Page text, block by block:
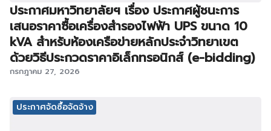
ประกาศมหาวิทยาลัยฯ เรื่อง ประกาศผู้ชนะการ
เสนอราคาซื้อเครื่องสำรองไฟฟ้า UPS ขนาด 10
kVA สำหรับห้องเครือข่ายหลักประจำวิทยาเขต
ด้วยวิธีประกวดราคาอิเล็กทรอนิกส์ (e-bidding)
กรกฎาคม 27, 2026
ประกาศจัดซื้อจัดจ้าง